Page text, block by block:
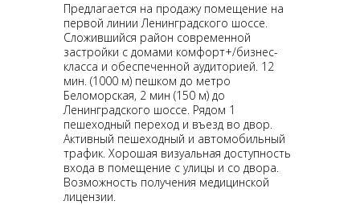
Предлагается на продажу помещение на
первой линии Ленинградского шоссе.
Сложившийся район современной
застройки с домами комфорт+/бизнес-
класса и обеспеченной аудиторией. 12
мин. (1000 м) пешком до метро
Беломорская, 2 мин (150 м) до
Ленинградского шоссе. Рядом 1
пешеходный переход и въезд во двор.
Активный пешеходный и автомобильный
трафик. Хорошая визуальная доступность
входа в помещение с улицы и со двора.
Возможность получения медицинской
лицензии.